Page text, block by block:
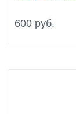
600 руб.